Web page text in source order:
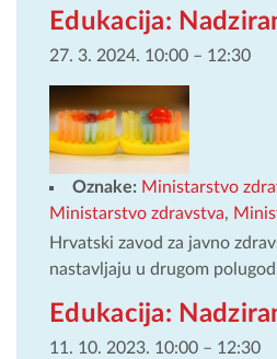
Edukacija:
27. 3. 2024. 10:00 – 12:30
Oznake: Ministarstvo
Ministarstvo zdravstva,
Hrvatski zavod za javno
nastavljaju u drugom
Edukacija:
11. 10. 2023. 10:00 – 12:30